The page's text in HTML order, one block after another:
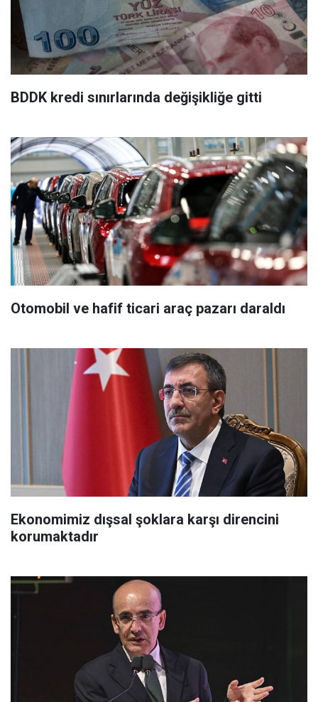
BDDK kredi sınırlarında değişikliğe gitti
Otomobil ve hafif ticari araç pazarı daraldı
Ekonomimiz dışsal şoklara karşı direncini
korumaktadır